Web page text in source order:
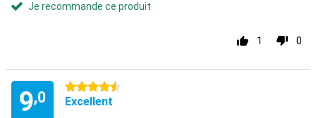
Je recommande ce produit
1 0
9,0
4.5 étoiles
Excellent